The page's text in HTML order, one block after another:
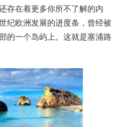
存在着更多你所不了解的内
纪欧洲发展的进度条，曾经被
的一个岛屿上。这就是塞浦路